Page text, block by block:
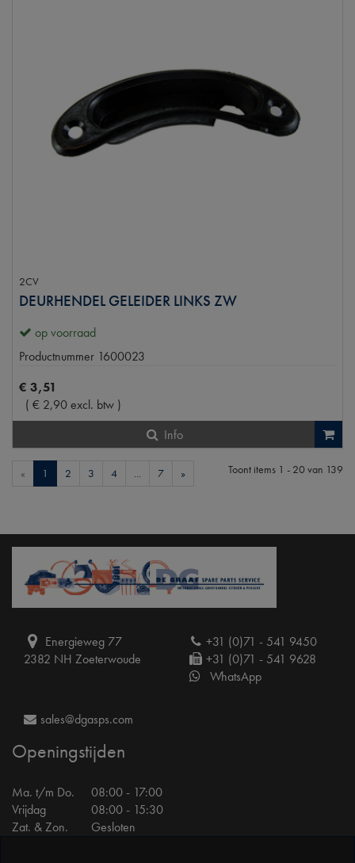
2CV
DEURHENDEL GELEIDER LINKS ZW
op voorraad
Productnummer 1600023
€ 3,51
( € 2,90excl. btw )
Info
Toont items 1 - 20van 139
« 1 2 3 4 ... 7 »
Energieweg 77
2382 NH Zoeterwoude
+31 (0)71 - 541 9450
+31 (0)71 - 541 9628
WhatsApp
sales@dgasps.com
Openingstijden
Ma. t/m Do.
08:00 - 17:00
Vrijdag
08:00 - 15:30
Zat. & Zon.
Gesloten